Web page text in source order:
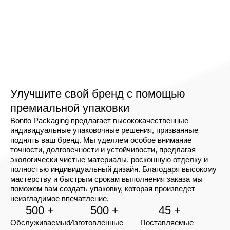
- Вставляющиеся клапаны
исключают необходимость
использования клея, обеспечивая
надежное закрытие.
Легкий- Несмотря на прочную
конструкцию, почтовые ящики
имеют небольшой вес, что снижает
стоимость доставки.
Настраиваемый- Предприятия
могут персонализировать
почтовые коробки с помощью
логотипов, рисунков и элементов
Улучшите свой бренд с помощью
премиальной упаковки
Bonito Packaging предлагает высококачественные
индивидуальные упаковочные решения, призванные
поднять ваш бренд. Мы уделяем особое внимание
точности, долговечности и устойчивости, предлагая
экологически чистые материалы, роскошную отделку и
полностью индивидуальный дизайн. Благодаря высокому
мастерству и быстрым срокам выполнения заказа мы
поможем вам создать упаковку, которая произведет
неизгладимое впечатление.
500 +
Обслуживаемые
500 +
Изготовленные
45 +
Поставляемые